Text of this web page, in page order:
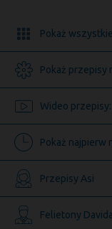
Pokaż
Pokaż przepisy
Wideo przepisy:
Pokaż najpierw
Przepisy Asi
Felietony Davida